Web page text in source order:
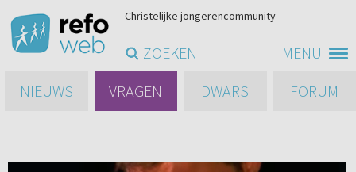
MENU
Christelijke jongerencommunity
ZOEKEN
NIEUWS
VRAGEN DWARS FORUM